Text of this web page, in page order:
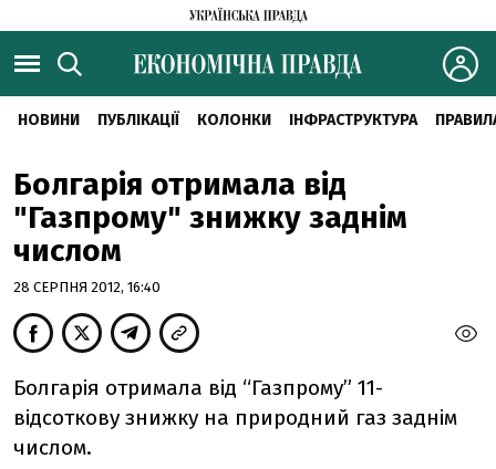
НОВИНИ ПУБЛІКАЦІЇ КОЛОНКИ ІНФРАСТРУКТУРА
Болгарія отримала від
"Газпрому" знижку заднім
числом
28 СЕРПНЯ 2012, 16:40
Болгарія отримала від “Газпрому” 11-
відсоткову знижку на природний газ заднім
числом.